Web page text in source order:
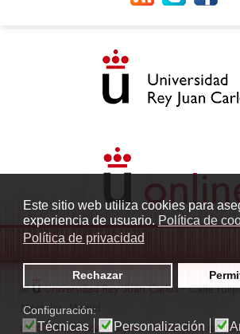
Este sitio web utiliza cookies para
experiencia de usuario. Política de
Política de privacidad
Rechazar
Configuración:
Técnicas Personalización
© Universidad Rey Juan Carlos- Calle
Móstoles. Madrid
radio.fuenlabrada1@urjc.es|Protección de